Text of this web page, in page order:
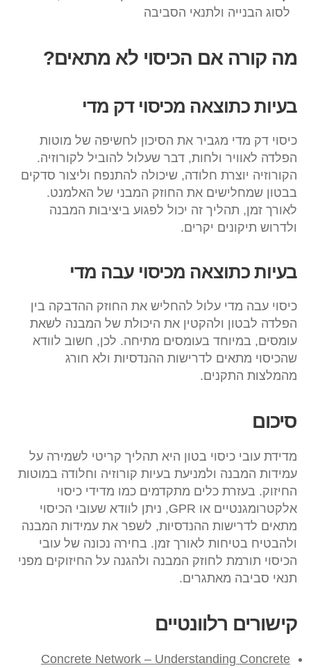
לסוג הבנייה ולתנאי הסביבה
מה קורה אם הכיסוי לא מתאים?
בעיות כתוצאה מכיסוי דק מדי
כיסוי דק מדי מגביר את הסיכון לחשיפה של מוטות
הפלדה לאוויר ולחות, דבר שעלול להוביל לקורוזיה.
הקורוזיה יוצרת חלודה, שיכולה להתנפח וליצור סדקים
בבטון שמחלישים את החוזק המבני של האלמנט.
לאורך זמן, תהליך זה יכול לפגוע ביציבות המבנה
ולדרוש תיקונים יקרים.
בעיות כתוצאה מכיסוי עבה מדי
כיסוי עבה מדי עלול להחליש את החוזק ההדבקה בין
הפלדה לבטון ולהקטין את היכולת של המבנה לשאת
עומסים, במיוחד בעומסים מתיחה. לכן, חשוב לוודא
שהכיסוי מתאים לדרישות ההנדסיות ולא חורג
מהמלצות התקנים.
סיכום
מדידת עובי כיסוי בטון היא תהליך קריטי לשמירה על
עמידות המבנה ולמניעת בעיות קורוזיה וחלודה במוטות
החיזוק. בעזרת כלים מתקדמים כמו מדידי כיסוי
אלקטרומגנטיים או GPR, ניתן לוודא שעובי הכיסוי
מתאים לדרישות ההנדסיות, לשפר את עמידות המבנה
ולהבטיח בטיחות לאורך זמן. בחירה נכונה של עובי
הכיסוי תורמת לחוזק המבנה ולהגנה על החיזוקים מפני
תנאי סביבה מאתגרים.
קישורים רלוונטיים
Concrete Network – Understanding Concrete